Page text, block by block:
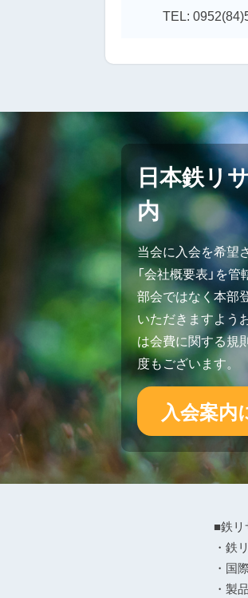
TEL:
日本鉄リ
内
当会に入会を希望
「会社概要表」を
部会ではなく本部
いただきますよう
は会費に関する規
度もございます。
入会案内
■鉄
・鉄
・国
・製